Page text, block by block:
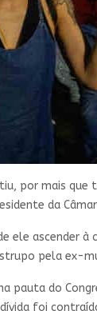
por mais
da
ascender
pela
pauta do
foi